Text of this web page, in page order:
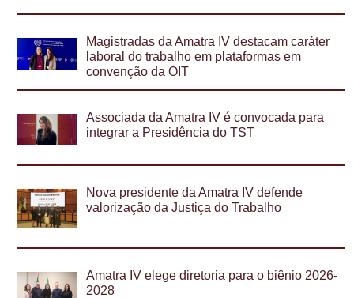
Magistradas da Amatra IV destacam caráter
laboral do trabalho em plataformas em
convenção da OIT
Associada da Amatra IV é convocada para
integrar a Presidência do TST
Nova presidente da Amatra IV defende
valorização da Justiça do Trabalho
Amatra IV elege diretoria para o biênio 2026-
2028